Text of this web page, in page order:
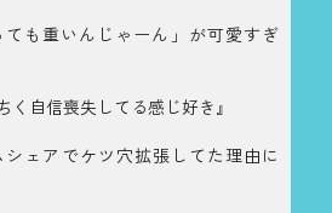
ても重いんじゃーん」が可愛すぎ
く自信喪失してる感じ好き』
シェアでケツ穴拡張してた理由に